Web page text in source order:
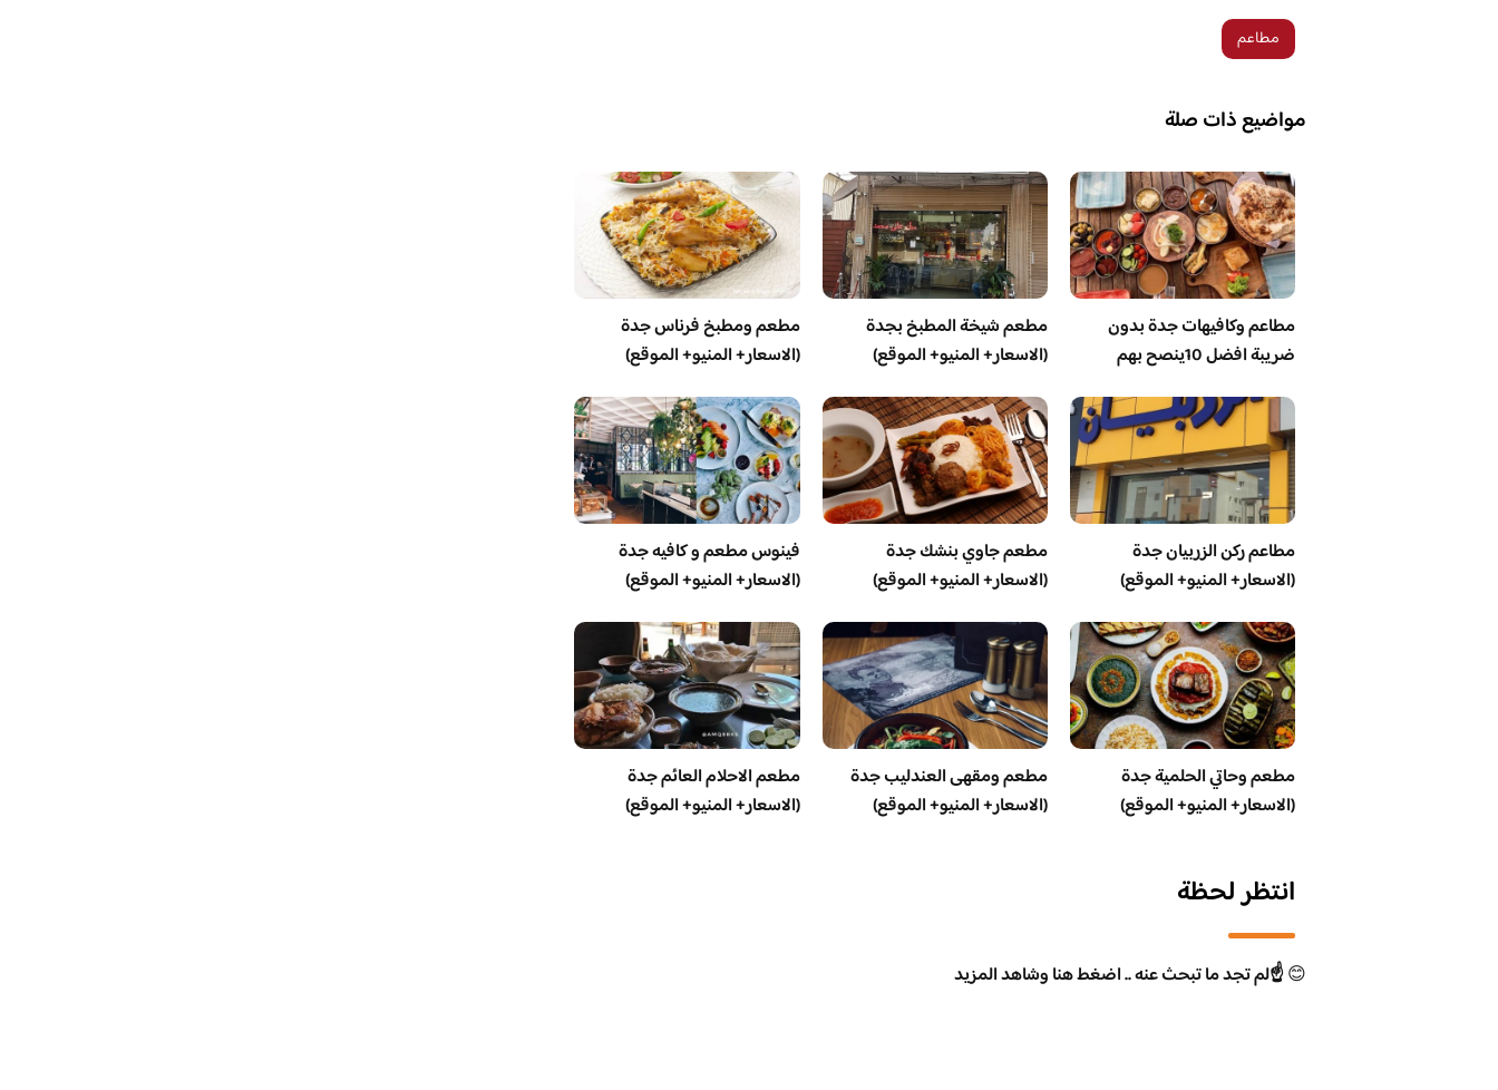
مطاعم
مواضيع ذات صلة
مطاعم وكافيهات جدة بدون
ضريبة افضل 10ينصح بهم
مطعم شيخة المطبخ بجدة
(الاسعار+ المنيو+ الموقع)
مطعم ومطبخ فرناس جدة
(الاسعار+ المنيو+ الموقع)
مطاعم ركن الزربيان جدة
(الاسعار+ المنيو+ الموقع)
مطعم جاوي بنشك جدة
(الاسعار+ المنيو+ الموقع)
فينوس مطعم و كافيه جدة
(الاسعار+ المنيو+ الموقع)
مطعم وحاتي الحلمية جدة
(الاسعار+ المنيو+ الموقع)
مطعم ومقهى العندليب جدة
(الاسعار+ المنيو+ الموقع)
مطعم الاحلام العائم جدة
(الاسعار+ المنيو+ الموقع)
انتظر لحظة
😊☝️لم تجد ما تبحث عنه .. اضغط هنا وشاهد المزيد